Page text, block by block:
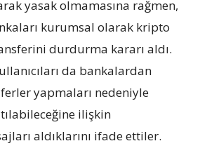
yasak olmamasına rağmen,
kurumsal olarak kripto
durdurma kararı aldı.
da bankalardan
yapmaları nedeniyle
ilişkin
aldıklarını ifade ettiler.